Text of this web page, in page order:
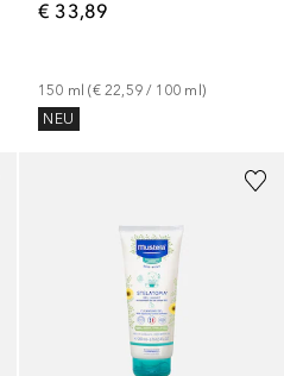
€ 33,89
150 ml (€ 22,59 / 100 ml )
NEU